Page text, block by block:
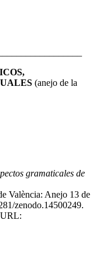
(anejo de la
gramaticales de
València: Anejo 13 de
zenodo.14500249.